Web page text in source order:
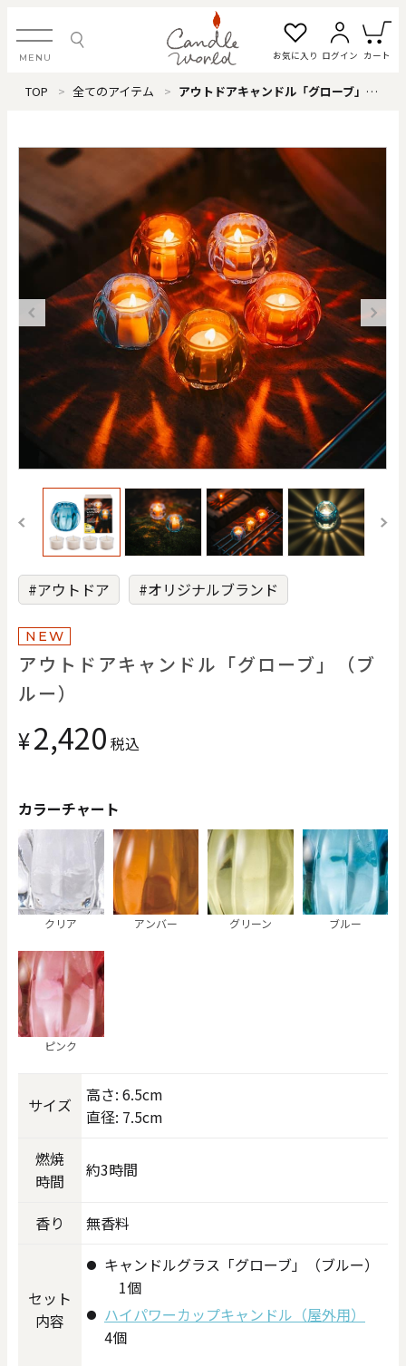
MENU お気に入り ログイン カート
ログイン・新規会員登録
お気に入り一覧 カートを見る
すべてのアイテム
カテゴリから探す
#タグから探す
価格で探す
20000
円 ～ 円
クリア OK
色で探す
TOP 全てのアイテム アウトドアキャンドル「グローブ」（ブルー）
#アウトドア #オリジナルブランド
NEW
アウトドアキャンドル「グローブ」（ブ
ルー）
¥2,420 税込
カラーチャート
クリア アンバー グリーン ブルー
ピンク
サイズ
高さ: 6.5cm
直径: 7.5cm
燃焼
時間
約3時間
香り 無香料
セット
内容
キャンドルグラス「グローブ」（ブルー）
1個
ハイパワーカップキャンドル（屋外用）
4個